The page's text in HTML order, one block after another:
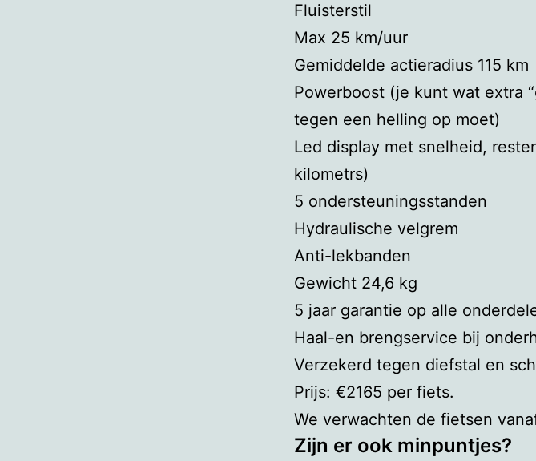
Fluisterstil
Max 25 km/uur
Gemiddelde actieradius 115 km
Powerboost (je kunt wat extra
tegen een helling op moet)
Led display met snelheid,
kilometrs)
5 ondersteuningsstanden
Hydraulische velgrem
Anti-lekbanden
Gewicht 24,6 kg
5 jaar garantie op alle
Haal-en brengservice bij
Verzekerd tegen diefstal en
Prijs: €2165 per fiets.
We verwachten de fietsen
Zijn er ook minpuntjes?